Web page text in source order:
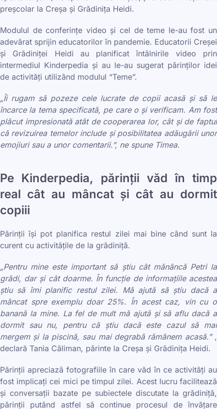
preșcolar la Creșa și Grădinița Heidi.
Modulul de conferințe video și cel de teme le-au fost un
adevărat sprijin educatorilor în pandemie. Educatorii Creșei
și Grădiniței Heidi au planificat întâlnirile video prin
intermediul Kinderpedia și au le-au sugerat părinților idei
de activități utilizând modulul “Teme”.
„Îi rugam să pozeze cele lucrate de copii acasă și să le
încarce la tema specificată, pe care o și verificam. Am fost
plăcut impresionată atât de cooperarea lor, cât și de faptul
că revizuirea temelor include și posibilitatea adăugării unor
emojiuri sau a unor comentarii.”, ne spune Timea.
Pe Kinderpedia, părinții văd în timp
real cât au mâncat și cât au dormit
copiii
Părinții își pot planifica restul zilei mai bine când sunt la
curent cu activitățile de la grădiniță.
„Pentru mine este important să știu cât mănâncă Petri la
grădi, dar și cât doarme. În funcție de informațiile acestea
știu să îmi planific restul zilei. Mă ajută să știu dacă a
mâncat spre exemplu doar 25%. În acest caz, vin cu o
banană la mine. La fel de mult mă ajută și să aflu dacă a
dormit sau nu, pentru că știu dacă este cazul să mai
mergem și la piscină, sau mai degrabă rămânem acasă.”,
declară Tania Căliman, părinte la Creșa și Grădinița Heidi.
Părinții apreciază fotografiile în care văd în ce activități au
fost implicați cei mici pe timpul zilei. Acest lucru facilitează
și conversații bazate pe subiectele discutate la grădiniță,
părinții putând astfel să continue procesul de învățare